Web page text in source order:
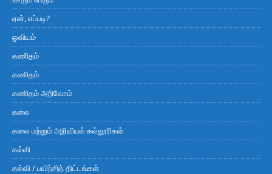
ஏன், எப்படி?
ஓவியம்
கணிதம்
கணிதம்
கணிதம் அறிவோம்
கலை
கலை மற்றும் அறிவியல் கல்லூரிகள்
கல்வி
கல்வி / பயிற்சித் திட்டங்கள்